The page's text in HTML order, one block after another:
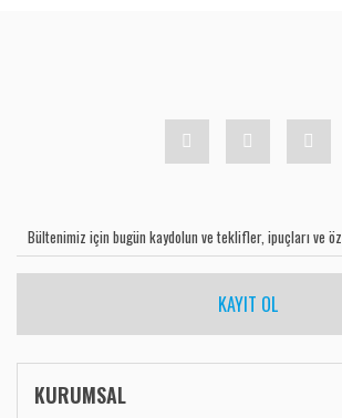
KAYIT OL
KURUMSAL